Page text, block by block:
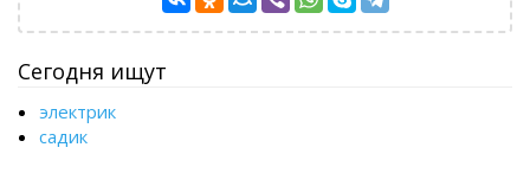
Сегодня ищут
электрик
садик